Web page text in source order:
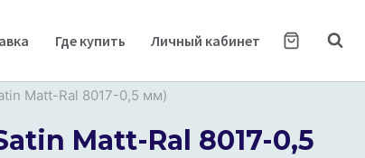
Где купить Личный кабинет
Matt-Ral 8017-0,5 мм)
Matt-Ral 8017-0,5